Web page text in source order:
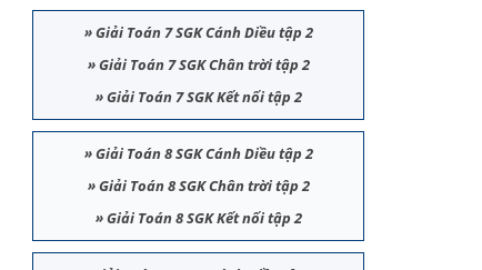
»Giải Toán 7 SGK Cánh Diều tập 2
»Giải Toán 7 SGK Chân trời tập 2
»Giải Toán 7 SGK Kết nối tập 2
»Giải Toán 8 SGK Cánh Diều tập 2
»Giải Toán 8 SGK Chân trời tập 2
»Giải Toán 8 SGK Kết nối tập 2